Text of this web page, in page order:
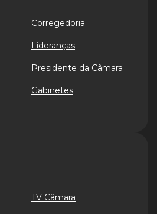
Corregedoria
Lideranças
Presidente da Câmara
Gabinetes
TV Câmara